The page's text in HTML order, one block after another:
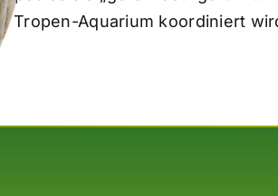
Tropen-Aquarium koordiniert